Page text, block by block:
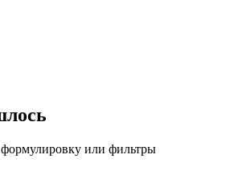
или фильтры